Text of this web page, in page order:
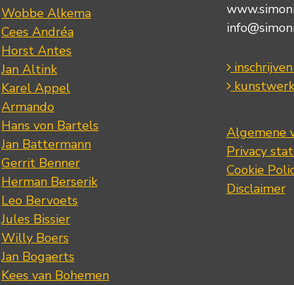
Wobbe Alkema
Cees Andréa
Horst Antes
Jan Altink
Karel Appel
Armando
Hans von Bartels
Jan Battermann
Gerrit Benner
Herman Berserik
Leo Bervoets
Jules Bissier
Willy Boers
Jan Bogaerts
Kees van Bohemen
Algemene
Privacy
Cookie
Disclaimer